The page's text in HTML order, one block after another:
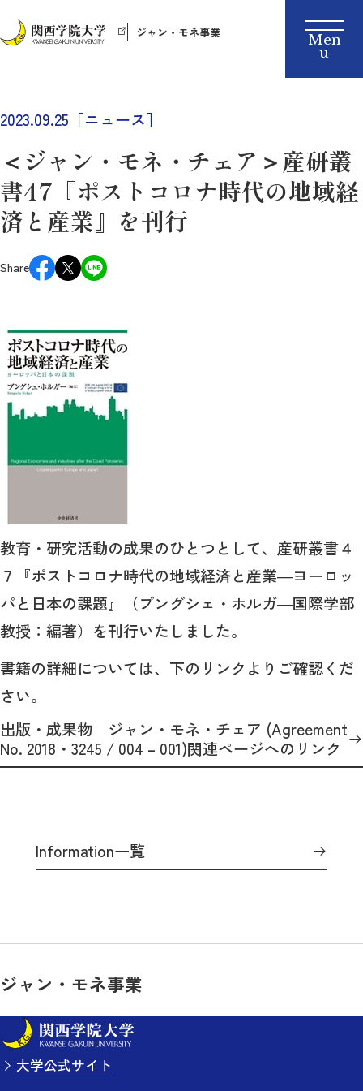
ジャン・モネ事業
2023.09.25［ニュース］
＜ジャン・モネ・チェア＞産研叢
書47『ポストコロナ時代の地域経
済と産業』を刊行
Share
教育・研究活動の成果のひとつとして、産研叢書４
７『ポストコロナ時代の地域経済と産業―ヨーロッ
パと日本の課題』（ブングシェ・ホルガ―国際学部
教授：編著）を刊行いたしました。
書籍の詳細については、下のリンクよりご確認くだ
さい。
出版・成果物 ジャン・モネ・チェア (Agreement
No. 2018・3245 / 004 – 001)関連ページへのリンク
Information一覧
ジャン・モネ事業
大学公式サイト